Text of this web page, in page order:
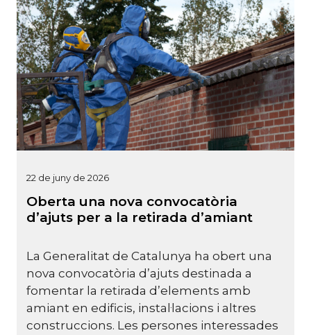
22 de juny de 2026
Oberta una nova convocatòria
d’ajuts per a la retirada d’amiant
La Generalitat de Catalunya ha obert una
nova convocatòria d’ajuts destinada a
fomentar la retirada d’elements amb
amiant en edificis, instal·lacions i altres
construccions. Les persones interessades